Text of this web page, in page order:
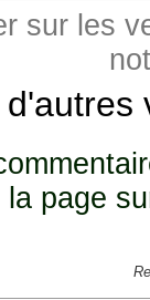
sur les
la page